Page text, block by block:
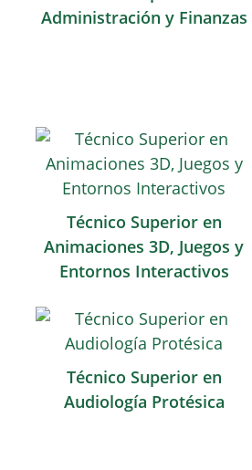
Administración y Finanzas
Técnico Superior en
Animaciones 3D, Juegos y
Entornos Interactivos
Técnico Superior en
Audiología Protésica